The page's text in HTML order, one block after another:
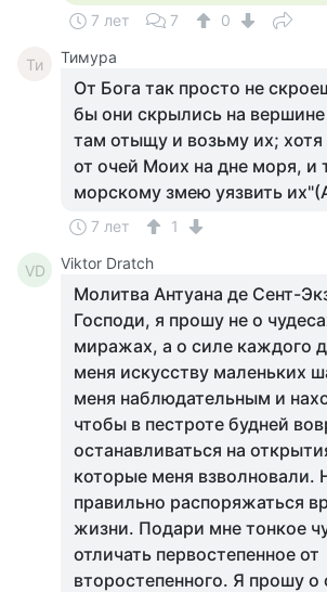
7 лет 7 0
Ти Тимура
От Бога так просто не
бы они скрылись на
там отыщу и возьму их;
от очей Моих на дне моря, и
морскому змею уязвить
7 лет 1
VD Viktor Dratch
Молитва Антуана де Сент-
Господи, я прошу не о
миражах, а о силе каждого
меня искусству маленьких
меня наблюдательным и
чтобы в пестроте будней
останавливаться на
которые меня взволновали.
правильно распоряжаться
жизни. Подари мне тонкое
отличать первостепенное от
второстепенного. Я прошу о